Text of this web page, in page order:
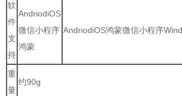
软
件
支
持
AndriodiOS
微信小程序
鸿蒙
AndriodiOS鸿蒙微信小程序
重
量
约90g